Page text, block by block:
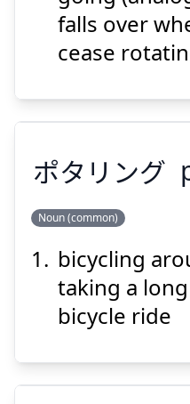
Suspend
falls over
cease
ポ
ポタリング
Noun (common)
bicycling
taking a
bicycle ride